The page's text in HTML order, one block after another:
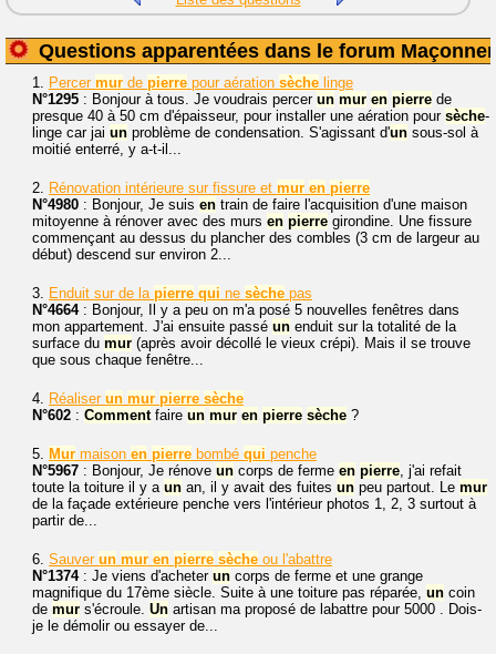
Questions apparentées dans le forum
1. Percer mur de pierre pour aération sèche linge
N°1295 : Bonjour à tous. Je voudrais percer un mur en pierre de
presque 40 à 50 cm d'épaisseur, pour installer une aération pour sèche-
linge car jai un problème de condensation. S'agissant d'un sous-sol à
moitié enterré, y a-t-il...
2. Rénovation intérieure sur fissure et mur en pierre
N°4980 : Bonjour, Je suis en train de faire l'acquisition d'une maison
mitoyenne à rénover avec des murs en pierre girondine. Une fissure
commençant au dessus du plancher des combles (3 cm de largeur au
début) descend sur environ 2...
3. Enduit sur de la pierre qui ne sèche pas
N°4664: Bonjour, Il y a peu on m'a posé 5 nouvelles fenêtres dans
mon appartement. J'ai ensuite passé un enduit sur la totalité de la
surface du mur (après avoir décollé le vieux crépi). Mais il se trouve
que sous chaque fenêtre...
4. Réaliser un mur pierre sèche
N°602 : Comment faire un mur en pierre sèche ?
5. Mur maison en pierre bombé qui penche
N°5967 : Bonjour, Je rénove un corps de ferme en pierre , j'ai refait
toute la toiture il y a un an, il y avait des fuites un peu partout. Le mur
de la façade extérieure penche vers l'intérieur photos 1, 2, 3 surtout à
partir de...
6. Sauver un mur en pierre sèche ou l'abattre
N°1374: Je viens d'acheter un corps de ferme et une grange
magnifique du 17ème siècle. Suite à une toiture pas réparée, un coin
de mur s'écroule. Un artisan ma proposé de labattre pour 5000 . Dois-
je le démolir ou essayer de...